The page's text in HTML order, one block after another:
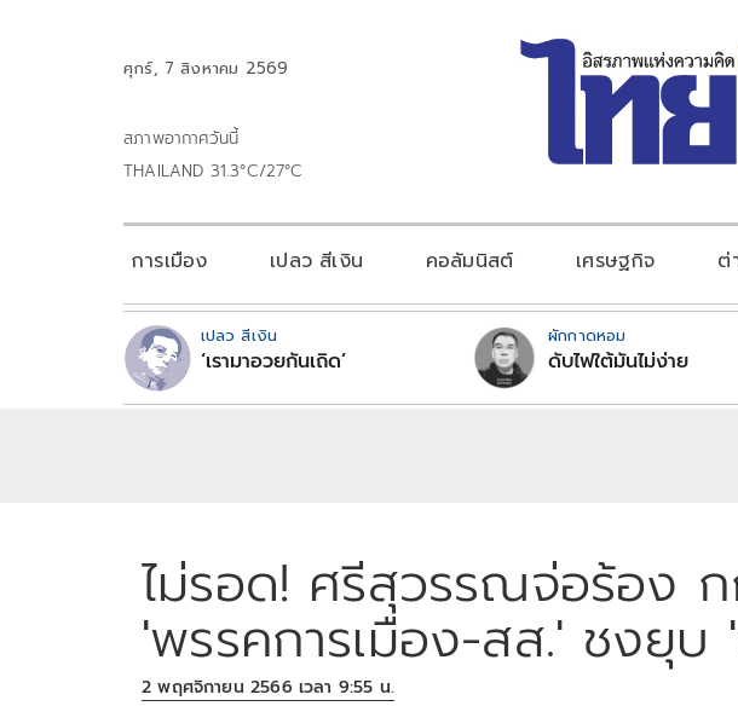
ศุกร์, 7 สิงหาคม 2569
สภาพอากาศวันนี้
THAILAND 31.3°C/27°C
การเมือง เปลว สีเงิน คอลัมนิสต์ เศรษฐกิจ ต่
เปลว สีเงิน
‘เรามาอวยกันเถิด’
ผักกาดหอม
ดับไฟใต้มันไม่ง่าย
ไม่รอด! ศรีสุวรรณจ่อร้อง
'พรรคการเมือง-สส.' ชงยุบ
2 พฤศจิกายน 2566 เวลา 9:55 น.